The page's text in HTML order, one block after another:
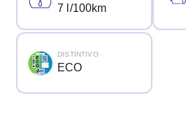
7 l/100km
DISTINTIVO
ECO